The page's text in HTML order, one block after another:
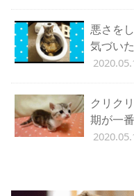
悪さを
気づい
クリク
期が一